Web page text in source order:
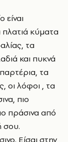
κύματα
τα
και πυκνά
τα
οι λόφοι , τα
πιο
πράσινα από
σου.
Είσαι στην